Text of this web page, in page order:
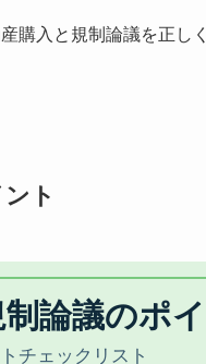
購入と規制論議を正し
ト